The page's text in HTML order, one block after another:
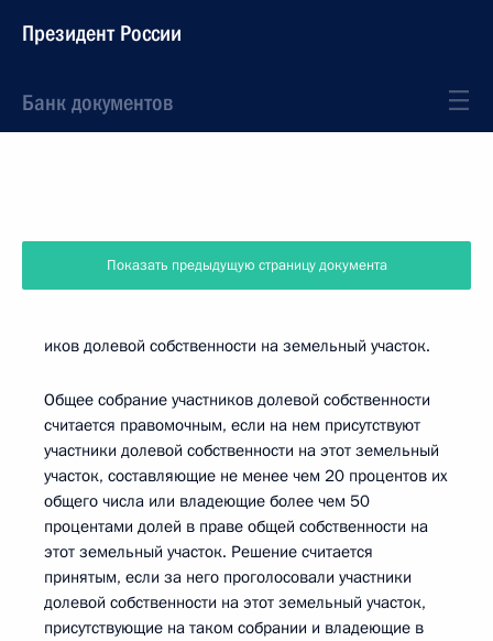
Президент России
Банк документов
Показать предыдущую страницу документа
иков долевой собственности на земельный участок.
Общее собрание участников долевой собственности
считается правомочным, если на нем присутствуют
участники долевой собственности на этот земельный
участок, составляющие не менее чем 20 процентов их
общего числа или владеющие более чем 50
процентами долей в праве общей собственности на
этот земельный участок. Решение считается
принятым, если за него проголосовали участники
долевой собственности на этот земельный участок,
присутствующие на таком собрании и владеющие в